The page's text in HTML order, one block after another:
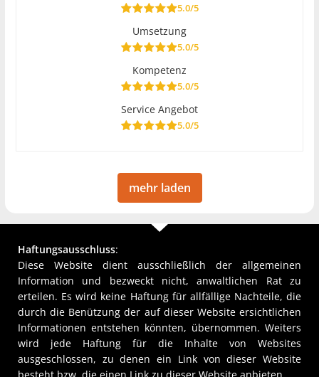
5.0/5
Umsetzung
5.0/5
Kompetenz
5.0/5
Service Angebot
5.0/5
mehr laden
Haftungsausschluss:
Diese Website dient ausschließlich der allgemeinen
Information und bezweckt nicht, anwaltlichen Rat zu
erteilen. Es wird keine Haftung für allfällige Nachteile, die
durch die Benützung der auf dieser Website ersichtlichen
Informationen entstehen könnten, übernommen. Weiters
wird jede Haftung für die Inhalte von Websites
ausgeschlossen, zu denen ein Link von dieser Website